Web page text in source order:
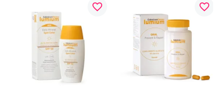
favorite_border favorite_border